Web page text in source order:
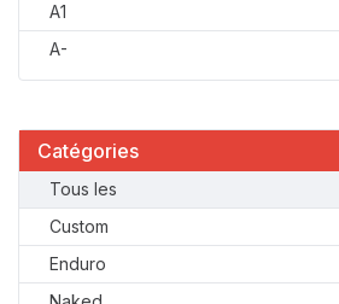
A1
A-
Catégories
Tous les
Custom
Enduro